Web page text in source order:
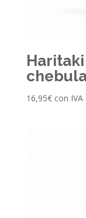
16,95€ con IVA